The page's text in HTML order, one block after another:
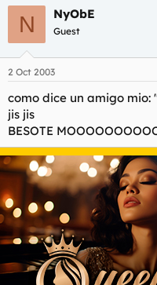
N NyObE
Guest
2 Oct 2003
como dice un amigo mio:
jis jis
BESOTE